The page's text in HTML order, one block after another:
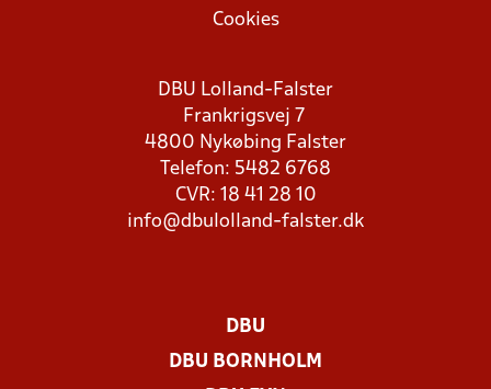
Cookies
DBU Lolland-Falster
Frankrigsvej 7
4800 Nykøbing Falster
Telefon: 5482 6768
CVR: 18 41 28 10
info@dbulolland-falster.dk
DBU
DBU BORNHOLM